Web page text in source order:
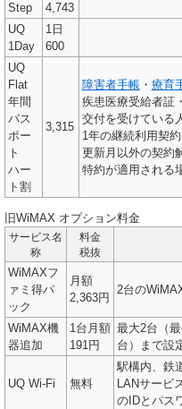
Step
4,743
UQ
1Day
1日
600
UQ
Flat
年間
パス
ポー
ト
ハー
ト割
3,315
障害者手帳・ 療育
疾患医療受給者証
交付を受けている
1年の継続利用契約
更新月以外の契約
特約が適用される
旧WiMAX オプション料金
サービス名
称
料金
税抜
WiMAXフ
ァミ得パ
ック
月額
2,363円
2台の
WiMAX機
器追加
1台月額
191円
最大2台（
台）まで設
UQ Wi-Fi 無料
駅構内、鉄
LANサービ
のIDとパス